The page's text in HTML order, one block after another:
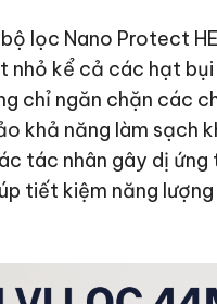
lọc Nano Protect
kể cả các hạt
chỉ ngăn chặn các
khả năng làm sạch
tác nhân gây dị
tiết kiệm năng